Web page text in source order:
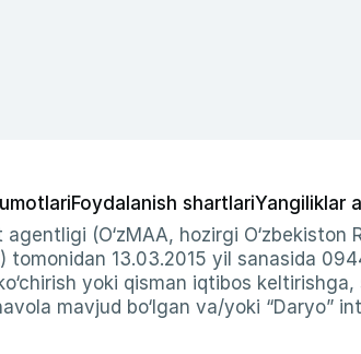
Foydalanish shartlariYangiliklar
(O‘zMAA, hozirgi
13.03.2015 yil sanasida
yoki qisman iqtibos
mavjud bo‘lgan va/yoki “Daryo”